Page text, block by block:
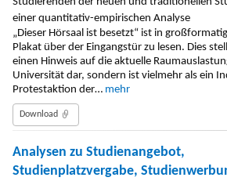
„Dieser Hörsaal ist besetzt“ ist in
Plakat über der Eingangstür zu lesen. Dies
einen Hinweis auf die aktuelle
Universität dar, sondern ist vielmehr als ein
Protestaktion der… mehr
Download
Analysen zu Studienangebot,
Studienplatzvergabe,